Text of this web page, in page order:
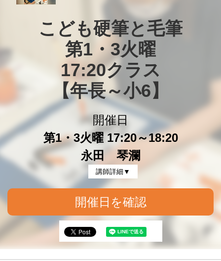
こども硬筆と毛筆
第1・3火曜
17:20クラス
【年長～小6】
開催日
第1・3火曜 17:20～18:20
永田 琴瀾
講師詳細▼
開催日を確認